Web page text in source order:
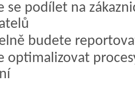
se podílet na
budete
optimalizovat